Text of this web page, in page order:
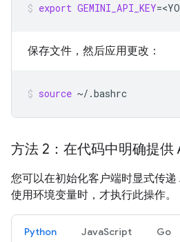
export GEMINI_API_KEY=
保存文件，然后应用更改：
source ~/.bashrc
方法 2：在代码中明确提供
您可以在初始化客户端时显式传
使用环境变量时，才执行此操作。
Python JavaScript Go